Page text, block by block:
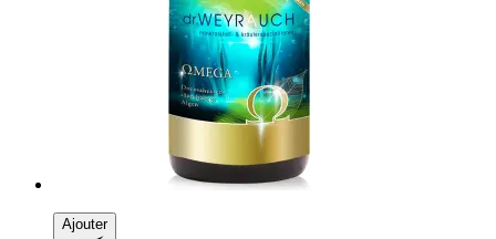
Ajouter